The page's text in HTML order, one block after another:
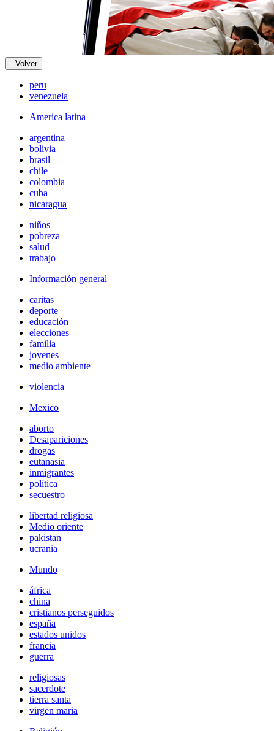
Volver
peru
venezuela
America latina
argentina
bolivia
brasil
chile
colombia
cuba
nicaragua
niños
pobreza
salud
trabajo
Información general
caritas
deporte
educación
elecciones
familia
jovenes
medio ambiente
violencia
Mexico
aborto
Desapariciones
drogas
eutanasia
inmigrantes
política
secuestro
libertad religiosa
Medio oriente
pakistan
ucrania
Mundo
áfrica
china
cristianos perseguidos
españa
estados unidos
francia
guerra
religiosas
sacerdote
tierra santa
virgen maria